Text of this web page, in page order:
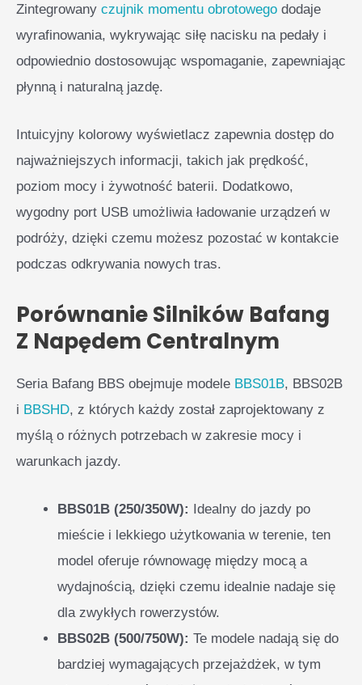
Zintegrowany czujnik momentu obrotowego dodaje
wyrafinowania, wykrywając siłę nacisku na pedały i
odpowiednio dostosowując wspomaganie, zapewniając
płynną i naturalną jazdę.
Intuicyjny kolorowy wyświetlacz zapewnia dostęp do
najważniejszych informacji, takich jak prędkość,
poziom mocy i żywotność baterii. Dodatkowo,
wygodny port USB umożliwia ładowanie urządzeń w
podróży, dzięki czemu możesz pozostać w kontakcie
podczas odkrywania nowych tras.
Porównanie Silników Bafang
Z Napędem Centralnym
Seria Bafang BBS obejmuje modele BBS01B, BBS02B
i BBSHD, z których każdy został zaprojektowany z
myślą o różnych potrzebach w zakresie mocy i
warunkach jazdy.
BBS01B (250/350W):
Idealny do jazdy po
mieście i lekkiego użytkowania w terenie, ten
model oferuje równowagę między mocą a
wydajnością, dzięki czemu idealnie nadaje się
dla zwykłych rowerzystów.
BBS02B (500/750W): Te modele nadają się do
bardziej wymagających przejażdżek, w tym